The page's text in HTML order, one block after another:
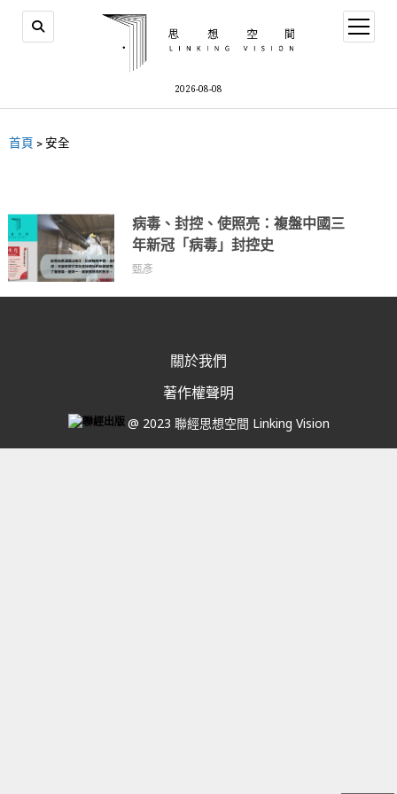
2026-08-08
首頁 > 安全
病毒、封控、使照亮：複盤中國三
年新冠「病毒」封控史
甄彥
關於我們
著作權聲明
@ 2023 聯經思想空間 Linking Vision